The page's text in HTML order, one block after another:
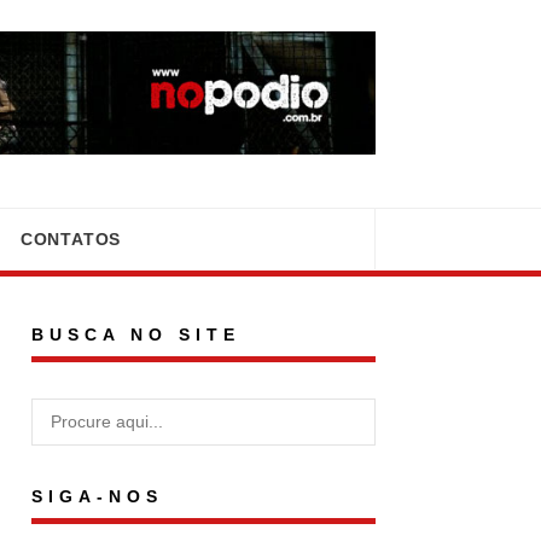
CONTATOS
BUSCA NO SITE
SIGA-NOS